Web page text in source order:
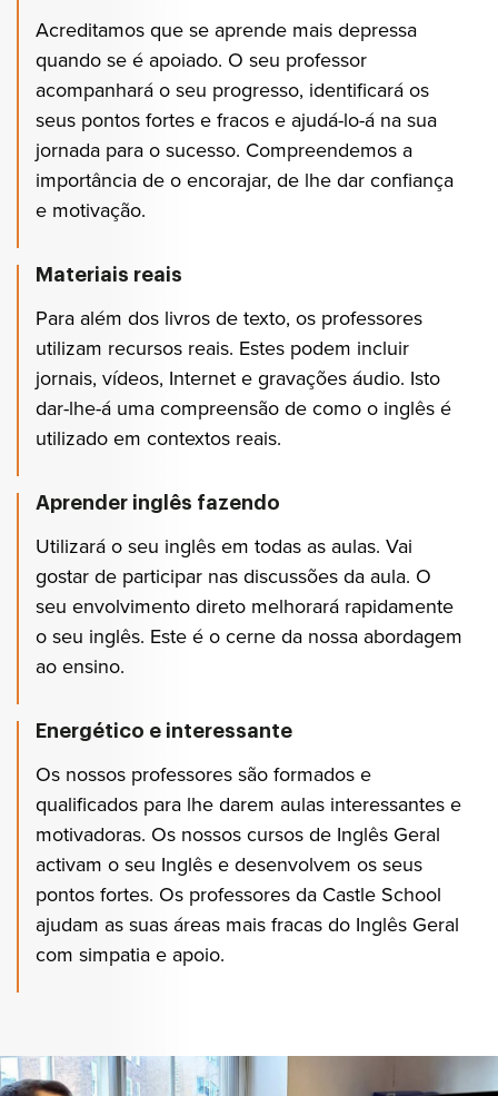
Acreditamos que se aprende mais depressa
quando se é apoiado. O seu professor
acompanhará o seu progresso, identificará os
seus pontos fortes e fracos e ajudá-lo-á na sua
jornada para o sucesso. Compreendemos a
importância de o encorajar, de lhe dar confiança
e motivação.
Materiais reais
Para além dos livros de texto, os professores
utilizam recursos reais. Estes podem incluir
jornais, vídeos, Internet e gravações áudio. Isto
dar-lhe-á uma compreensão de como o inglês é
utilizado em contextos reais.
Aprender inglês fazendo
Utilizará o seu inglês em todas as aulas. Vai
gostar de participar nas discussões da aula. O
seu envolvimento direto melhorará rapidamente
o seu inglês. Este é o cerne da nossa abordagem
ao ensino.
Energético e interessante
Os nossos professores são formados e
qualificados para lhe darem aulas interessantes e
motivadoras. Os nossos cursos de Inglês Geral
activam o seu Inglês e desenvolvem os seus
pontos fortes. Os professores da Castle School
ajudam as suas áreas mais fracas do Inglês Geral
com simpatia e apoio.